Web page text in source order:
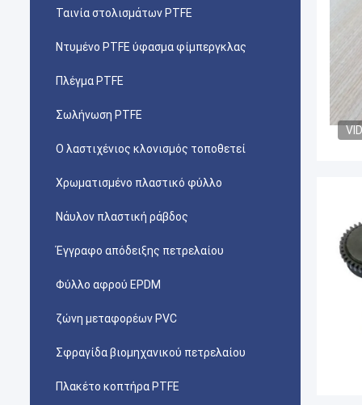
Ταινία στολισμάτων PTFE
Ντυμένο PTFE ύφασμα φίμπεργκλας
Πλέγμα PTFE
Σωλήνωση PTFE
Ο λαστιχένιος κλονισμός τοποθετεί
Χρωματισμένο πλαστικό φύλλο
Νάυλον πλαστική ράβδος
Έγγραφο απόδειξης πετρελαίου
Φύλλο αφρού EPDM
ζώνη μεταφορέων PVC
Σφραγίδα βιομηχανικού πετρελαίου
Πλακέτο κοπτήρα PTFE